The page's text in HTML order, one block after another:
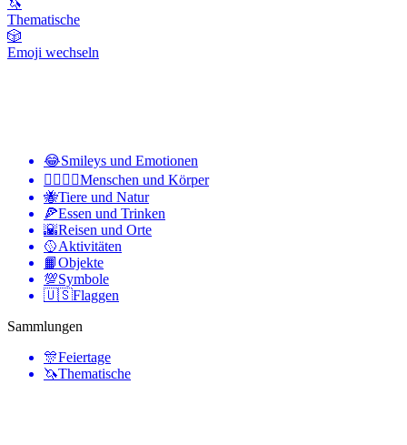
🦄
Thematische
🎲
Emoji wechseln
😂Smileys und Emotionen
👩‍❤️‍💋‍👨Menschen und Körper
🐝Tiere und Natur
🍕Essen und Trinken
🌇Reisen und Orte
🥎Aktivitäten
📙Objekte
💯Symbole
🇺🇸Flaggen
Sammlungen
🎊Feiertage
🦄Thematische